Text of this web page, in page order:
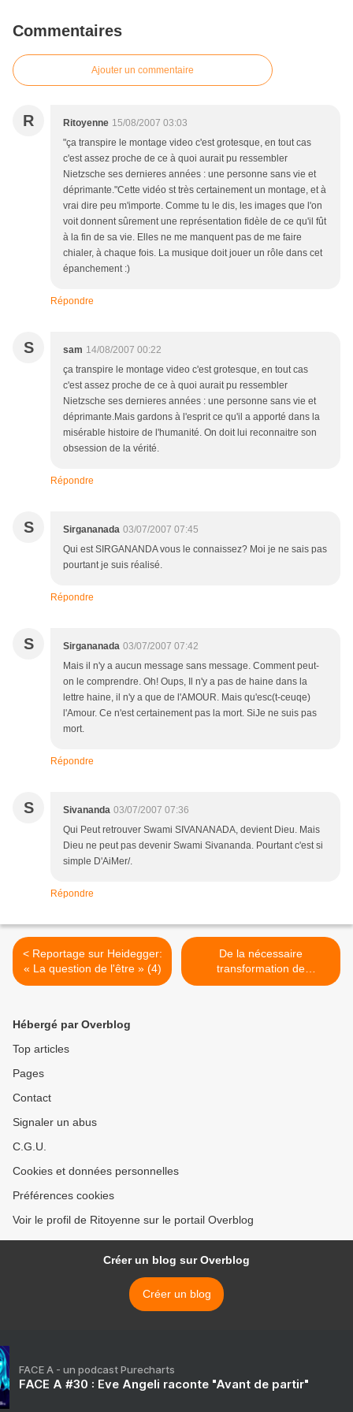
Commentaires
Ajouter un commentaire
R Ritoyenne 15/08/2007 03:03
"ça transpire le montage video c'est grotesque, en tout cas
c'est assez proche de ce à quoi aurait pu ressembler
Nietzsche ses dernieres années : une personne sans vie et
déprimante."Cette vidéo st très certainement un montage, et à
vrai dire peu m'importe. Comme tu le dis, les images que l'on
voit donnent sûrement une représentation fidèle de ce qu'il fût
à la fin de sa vie. Elles ne me manquent pas de me faire
chialer, à chaque fois. La musique doit jouer un rôle dans cet
épanchement :)
Répondre
S sam 14/08/2007 00:22
ça transpire le montage video c'est grotesque, en tout cas
c'est assez proche de ce à quoi aurait pu ressembler
Nietzsche ses dernieres années : une personne sans vie et
déprimante.Mais gardons à l'esprit ce qu'il a apporté dans la
misérable histoire de l'humanité. On doit lui reconnaitre son
obsession de la vérité.
Répondre
S Sirgananada 03/07/2007 07:45
Qui est SIRGANANDA vous le connaissez? Moi je ne sais pas
pourtant je suis réalisé.
Répondre
S Sirgananada 03/07/2007 07:42
Mais il n'y a aucun message sans message. Comment peut-
on le comprendre. Oh! Oups, Il n'y a pas de haine dans la
lettre haine, il n'y a que de l'AMOUR. Mais qu'esc(t-ceuqe)
l'Amour. Ce n'est certainement pas la mort. SiJe ne suis pas
mort.
Répondre
S Sivananda 03/07/2007 07:36
Qui Peut retrouver Swami SIVANANADA, devient Dieu. Mais
Dieu ne peut pas devenir Swami Sivananda. Pourtant c'est si
simple D'AiMer/.
Répondre
< Reportage sur Heidegger:
« La question de l'être » (4)
De la nécessaire
transformation de
l'enseignement de la
Hébergé par Overblog
Top articles
Pages
Contact
Signaler un abus
C.G.U.
Cookies et données personnelles
Préférences cookies
Voir le profil de Ritoyenne sur le portail Overblog
Créer un blog sur Overblog
Créer un blog
FACE A - un podcast Purecharts
FACE A #30 : Eve Angeli raconte "Avant de partir"